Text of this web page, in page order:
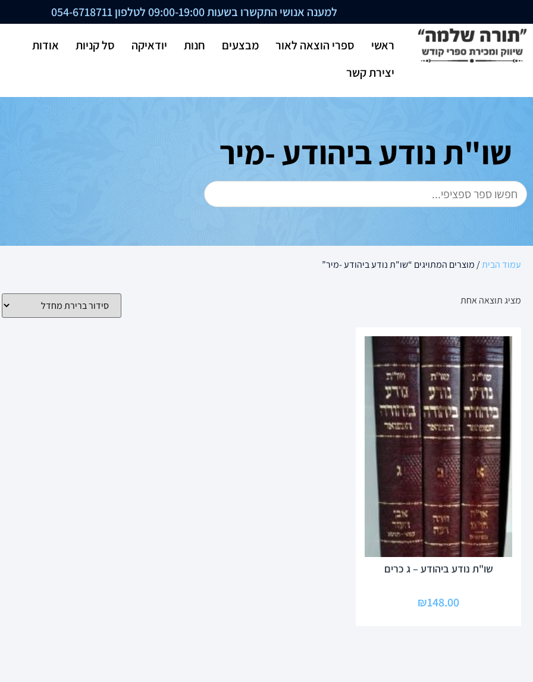
למענה אנושי התקשרו בשעות 09:00-19:00 לטלפון 054-6718711
ראשי ספרי הוצאה לאור מבצעים חנות יודאיקה סל קניות
אודות
יצירת קשר
שו"ת נודע ביהודע -מיר
עמוד הבית/ מוצרים המתויגים “שו"ת נודע ביהודע -מיר”
מציג תוצאה אחת
שו"ת נודע ביהודע – ג כרים
₪148.00